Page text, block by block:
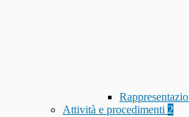
Attività e procedimenti 2